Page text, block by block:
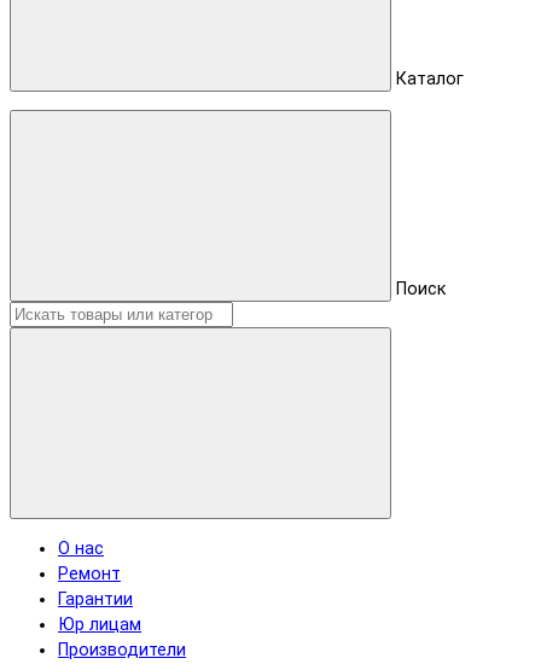
Каталог
Поиск
О нас
Ремонт
Гарантии
Юр лицам
Производители